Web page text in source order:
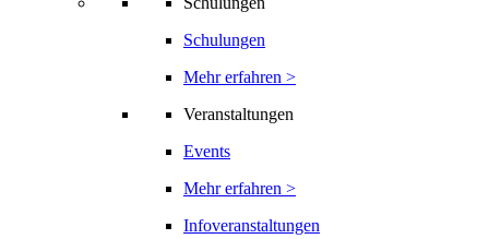
Schulungen
Mehr erfahren >
Veranstaltungen
Events
Mehr erfahren >
Infoveranstaltungen